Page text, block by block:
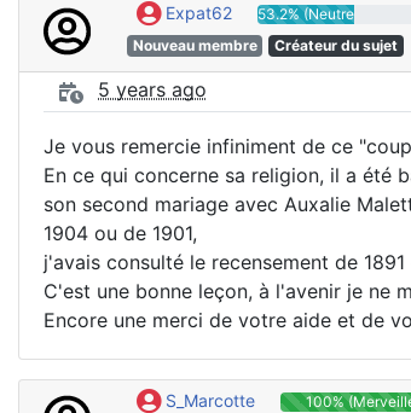
Expat62
53.2% (Neutre)
Nouveau membre
Créateur du sujet
5 years ago
Je vous remercie infiniment de ce
En ce qui concerne sa religion, il a été
son second mariage avec Auxalie
1904 ou de 1901,
j'avais consulté le recensement de
C'est une bonne leçon, à l'avenir je ne
Encore une merci de votre aide et de
S_Marcotte
100%